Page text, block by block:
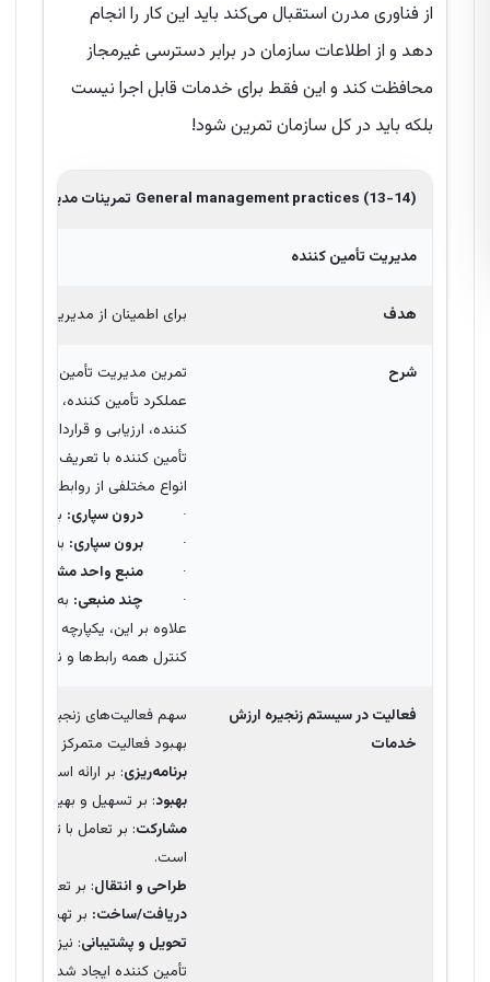
از فناوری مدرن استقبال می‌کند باید این کار را انجام
دهد و از اطلاعات سازمان در برابر دسترسی غیرمجاز
محافظت کند و این فقط برای خدمات قابل اجرا نیست
بلکه باید در کل سازمان تمرین شود!
General management practices (13-14) تمرینات مدیریتی
مدیریت تأمین کننده
هدف برای اطمینان از مدیریت
شرح
تمرین مدیریت تأمین کننده
عملکرد تأمین کننده،
کننده، ارزیابی و
تأمین کننده با تعریف و
انواع مختلفی از روابط تأمین
· درون سپاری: به ارائه
· برون سپاری: به ارائه
· منبع واحد مشارکت:
· چند منبعی: به تهیه
علاوه بر این، یکپارچه سازی
کنترل همه رابط‌ها و نقاط
فعالیت در سیستم زنجیره ارزش
خدمات
سهم فعالیت‌های زنجیره ارزش
بهبود فعالیت متمرکز است.
برنامه‌ریزی: بر ارائه استراتژی
بهبود: بر تسهیل و بهینه‌سازی
مشارکت: بر تعامل با تمام
است.
طراحی و انتقال: بر تعریف
دریافت/ساخت: بر تهیه
تحویل و پشتیبانی: نیز بر
تأمین کننده ایجاد شده است.